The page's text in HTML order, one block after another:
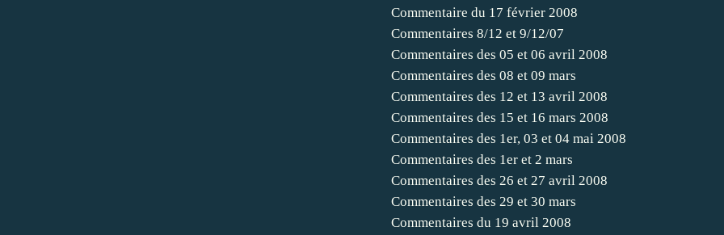
Commentaire du 17 février 2008
Commentaires 8/12 et 9/12/07
Commentaires des 05 et 06 avril 2008
Commentaires des 08 et 09 mars
Commentaires des 12 et 13 avril 2008
Commentaires des 15 et 16 mars 2008
Commentaires des 1er, 03 et 04 mai 2008
Commentaires des 1er et 2 mars
Commentaires des 26 et 27 avril 2008
Commentaires des 29 et 30 mars
Commentaires du 19 avril 2008